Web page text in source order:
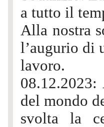
a tutto il
Alla nostra
l’augurio di
lavoro.
del mondo
svolta la